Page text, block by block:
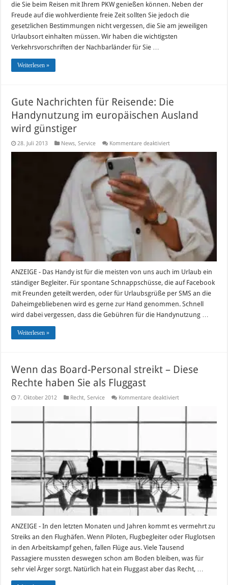
die Sie beim Reisen mit Ihrem PKW genießen können. Neben der
Freude auf die wohlverdiente freie Zeit sollten Sie jedoch die
gesetzlichen Bestimmungen nicht vergessen, die Sie am jeweiligen
Urlaubsort einhalten müssen. Wir haben die wichtigsten
Verkehrsvorschriften der Nachbarländer für Sie …
Weiterlesen »
Gute Nachrichten für Reisende: Die
Handynutzung im europäischen Ausland
wird günstiger
28. Juli 2013 News,Service Kommentare deaktiviertfür
Nachrichten
für
Reisende:
Handynutzung
im
europäischen
günstiger
ANZEIGE - Das Handy ist für die meisten von uns auch im Urlaub ein
ständiger Begleiter. Für spontane Schnappschüsse, die auf Facebook
mit Freunden geteilt werden, oder für Urlaubsgrüße per SMS an die
Daheimgebliebenen wird es gerne zur Hand genommen. Schnell
wird dabei vergessen, dass die Gebühren für die Handynutzung …
Weiterlesen »
Wenn das Board-Personal streikt – Diese
Rechte haben Sie als Fluggast
7. Oktober 2012 Recht,Service Kommentare deaktiviertfür
Personal
Rechte
haben
Sie
als
Fluggast
ANZEIGE - In den letzten Monaten und Jahren kommt es vermehrt zu
Streiks an den Flughäfen. Wenn Piloten, Flugbegleiter oder Fluglotsen
in den Arbeitskampf gehen, fallen Flüge aus. Viele Tausend
Passagiere mussten deswegen schon am Boden bleiben, was für
sehr viel Ärger sorgt. Natürlich hat ein Fluggast aber das Recht, …